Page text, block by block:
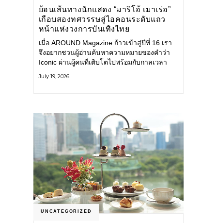
ย้อนเส้นทางนักแสดง “มาริโอ้ เมาเร่อ”
เกือบสองทศวรรษสู่ไอคอนระดับแถว
หน้าแห่งวงการบันเทิงไทย
เมื่อ AROUND Magazine ก้าวเข้าสู่ปีที่ 16 เรา
จึงอยากชวนผู้อ่านค้นหาความหมายของคำว่า
Iconic ผ่านผู้คนที่เติบโตไปพร้อมกับกาลเวลา
คือ มาริโอ้ เมาเร่อ
July 19, 2026
UNCATEGORIZED